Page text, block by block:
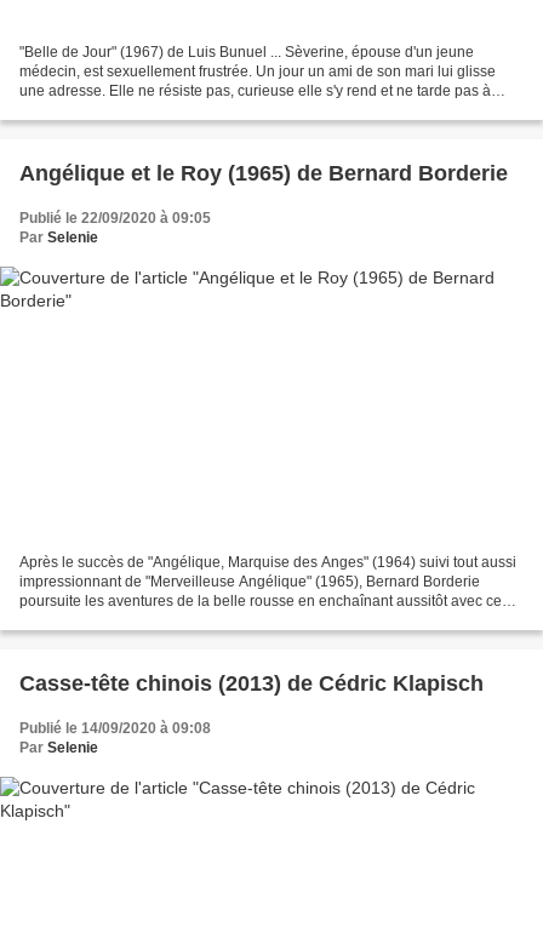
"Belle de Jour" (1967) de Luis Bunuel ... Sèverine, épouse d'un jeune
médecin, est sexuellement frustrée. Un jour un ami de son mari lui glisse
une adresse. Elle ne résiste pas, curieuse elle s'y rend et ne tarde pas à
Angélique et le Roy (1965) de Bernard Borderie
Publié le 22/09/2020 à 09:05
Par Selenie
Après le succès de "Angélique, Marquise des Anges" (1964) suivi tout aussi
impressionnant de "Merveilleuse Angélique" (1965), Bernard Borderie
poursuite les aventures de la belle rousse en enchaînant aussitôt avec ce
Casse-tête chinois (2013) de Cédric Klapisch
Publié le 14/09/2020 à 09:08
Par Selenie